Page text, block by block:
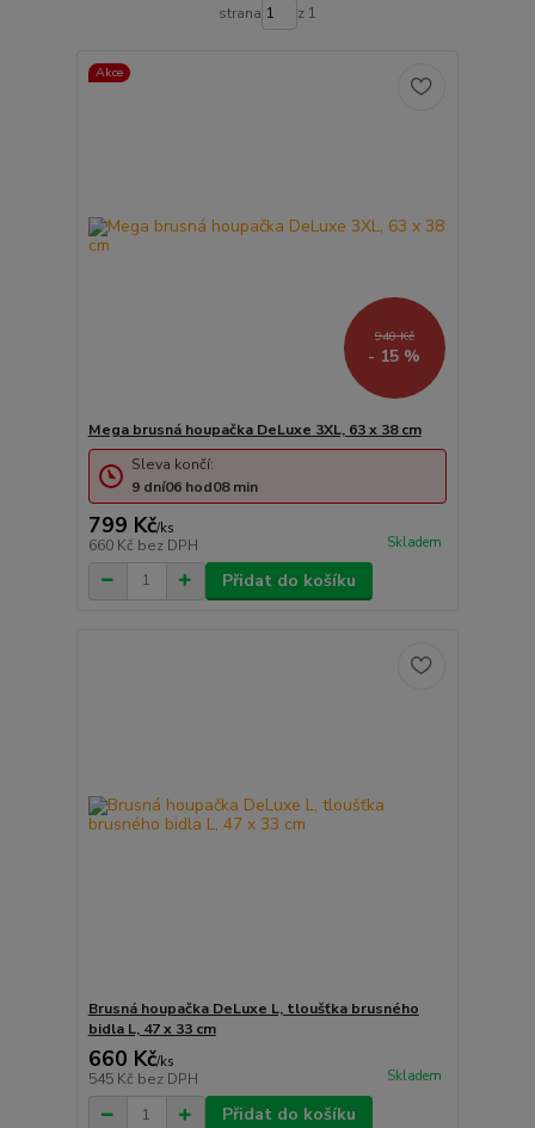
strana z 1
Akce
940 Kč
- 15 %
Mega brusná houpačka DeLuxe 3XL, 63 x 38 cm
799 Kč/ks
660 Kč bez DPH Skladem
Sleva končí:
9 dní06 hod08min
Přidat do košíku
Brusná houpačka DeLuxe L, tloušťka brusného
bidla L, 47 x 33 cm
660 Kč/ks
545 Kč bez DPH Skladem
Přidat do košíku